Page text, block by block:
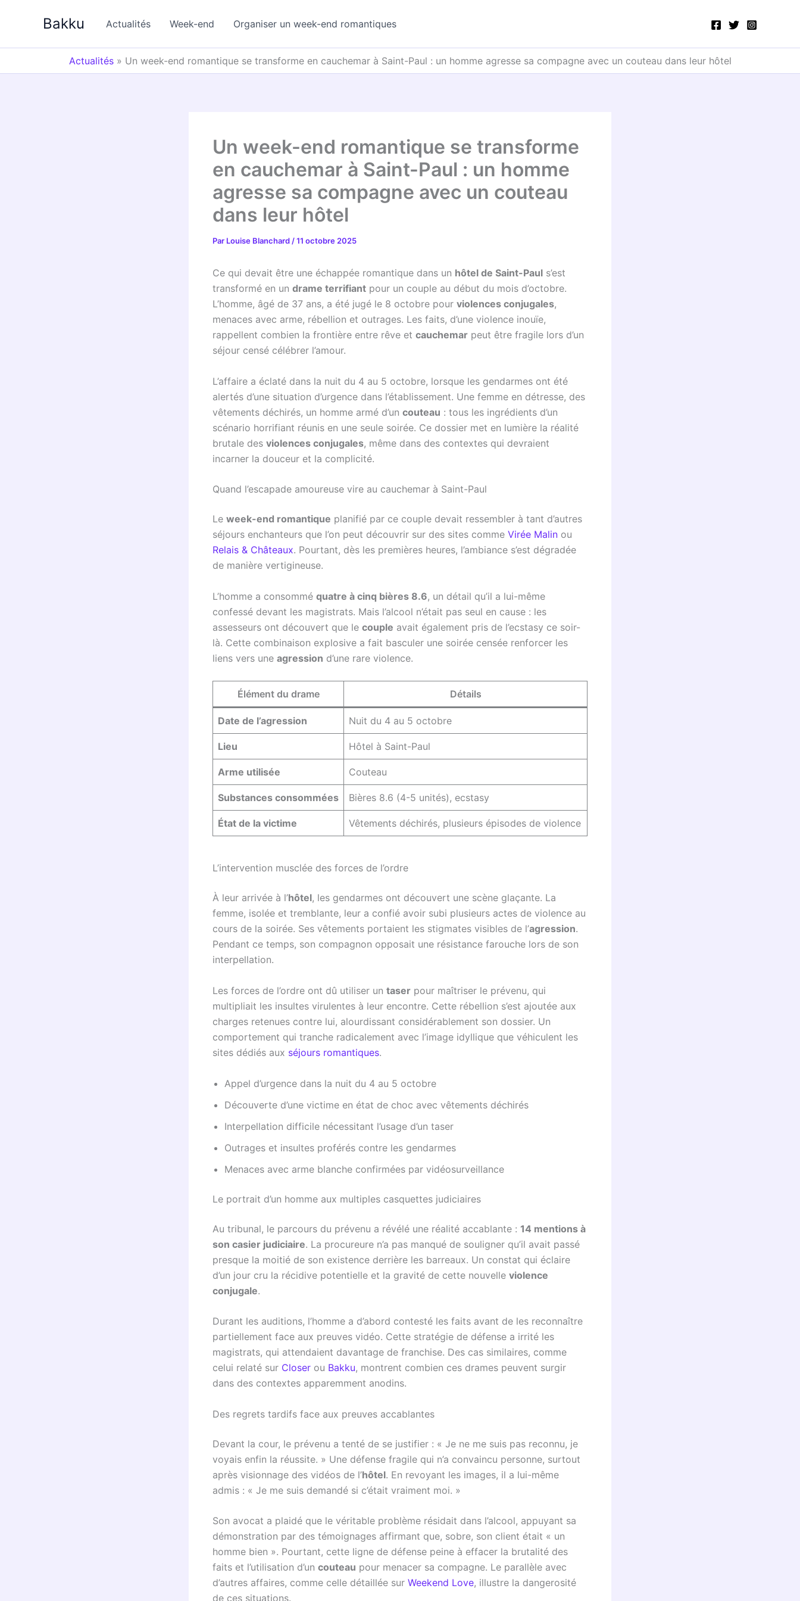
Bakku Actualités Week-end Organiser un week-end romantiques
Actualités» Un week-end romantique se transforme en cauchemar à Saint-Paul : un homme agresse sa compagne avec un couteau dans leur hôtel
Un week-end romantique se transforme
en cauchemar à Saint-Paul : un homme
agresse sa compagne avec un couteau
dans leur hôtel
Par Louise Blanchard /11 octobre 2025
Ce qui devait être une échappée romantique dans un hôtel de Saint-Paul s’est
transformé en un drame terrifiant pour un couple au début du mois d’octobre.
L’homme, âgé de 37 ans, a été jugé le 8 octobre pour violences conjugales,
menaces avec arme, rébellion et outrages. Les faits, d’une violence inouïe,
rappellent combien la frontière entre rêve et cauchemar peut être fragile lors d’un
séjour censé célébrer l’amour.
L’affaire a éclaté dans la nuit du 4 au 5 octobre, lorsque les gendarmes ont été
alertés d’une situation d’urgence dans l’établissement. Une femme en détresse, des
vêtements déchirés, un homme armé d’un couteau : tous les ingrédients d’un
scénario horrifiant réunis en une seule soirée. Ce dossier met en lumière la réalité
brutale des violences conjugales, même dans des contextes qui devraient
incarner la douceur et la complicité.
Quand l’escapade amoureuse vire au cauchemar à Saint-Paul
Le week-end romantique planifié par ce couple devait ressembler à tant d’autres
séjours enchanteurs que l’on peut découvrir sur des sites comme Virée Malin ou
Relais & Châteaux. Pourtant, dès les premières heures, l’ambiance s’est dégradée
de manière vertigineuse.
L’homme a consommé quatre à cinq bières 8.6, un détail qu’il a lui-même
confessé devant les magistrats. Mais l’alcool n’était pas seul en cause : les
assesseurs ont découvert que le couple avait également pris de l’ecstasy ce soir-
là. Cette combinaison explosive a fait basculer une soirée censée renforcer les
liens vers une agression d’une rare violence.
Élément du drame Détails
Date de l’agression Nuit du 4 au 5 octobre
Lieu Hôtel à Saint-Paul
Arme utilisée Couteau
Substances consommées Bières 8.6 (4-5 unités), ecstasy
État de la victime Vêtements déchirés, plusieurs épisodes de violence
L’intervention musclée des forces de l’ordre
À leur arrivée à l’hôtel, les gendarmes ont découvert une scène glaçante. La
femme, isolée et tremblante, leur a confié avoir subi plusieurs actes de violence au
cours de la soirée. Ses vêtements portaient les stigmates visibles de l’agression.
Pendant ce temps, son compagnon opposait une résistance farouche lors de son
interpellation.
Les forces de l’ordre ont dû utiliser un taser pour maîtriser le prévenu, qui
multipliait les insultes virulentes à leur encontre. Cette rébellion s’est ajoutée aux
charges retenues contre lui, alourdissant considérablement son dossier. Un
comportement qui tranche radicalement avec l’image idyllique que véhiculent les
sites dédiés aux séjours romantiques.
Appel d’urgence dans la nuit du 4 au 5 octobre
Découverte d’une victime en état de choc avec vêtements déchirés
Interpellation difficile nécessitant l’usage d’un taser
Outrages et insultes proférés contre les gendarmes
Menaces avec arme blanche confirmées par vidéosurveillance
Le portrait d’un homme aux multiples casquettes judiciaires
Au tribunal, le parcours du prévenu a révélé une réalité accablante : 14 mentions à
son casier judiciaire. La procureure n’a pas manqué de souligner qu’il avait passé
presque la moitié de son existence derrière les barreaux. Un constat qui éclaire
d’un jour cru la récidive potentielle et la gravité de cette nouvelle violence
conjugale.
Durant les auditions, l’homme a d’abord contesté les faits avant de les reconnaître
partiellement face aux preuves vidéo. Cette stratégie de défense a irrité les
magistrats, qui attendaient davantage de franchise. Des cas similaires, comme
celui relaté sur Closer ou Bakku, montrent combien ces drames peuvent surgir
dans des contextes apparemment anodins.
Des regrets tardifs face aux preuves accablantes
Devant la cour, le prévenu a tenté de se justifier : « Je ne me suis pas reconnu, je
voyais enfin la réussite. » Une défense fragile qui n’a convaincu personne, surtout
après visionnage des vidéos de l’hôtel. En revoyant les images, il a lui-même
admis : « Je me suis demandé si c’était vraiment moi. »
Son avocat a plaidé que le véritable problème résidait dans l’alcool, appuyant sa
démonstration par des témoignages affirmant que, sobre, son client était « un
homme bien ». Pourtant, cette ligne de défense peine à effacer la brutalité des
faits et l’utilisation d’un couteau pour menacer sa compagne. Le parallèle avec
d’autres affaires, comme celle détaillée sur Weekend Love, illustre la dangerosité
de ces situations.